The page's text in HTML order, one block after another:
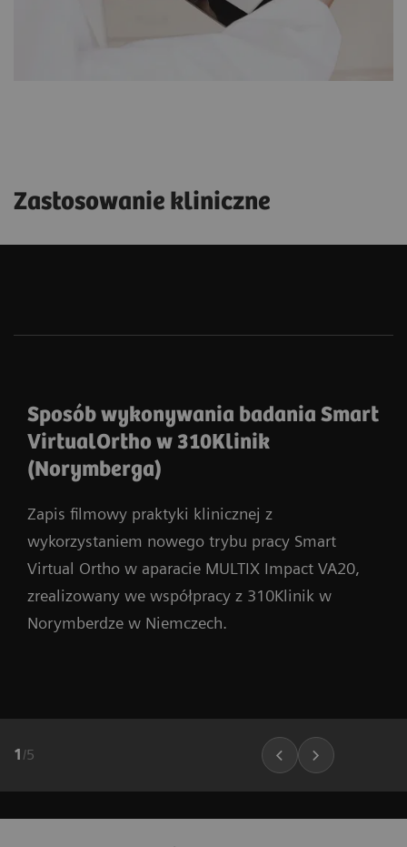
Zastosowanie kliniczne
Sposób wykonywania badania Smart
VirtualOrtho w 310Klinik
(Norymberga)
Zapis filmowy praktyki klinicznej z
wykorzystaniem nowego trybu pracy Smart
Virtual Ortho w aparacie MULTIX Impact VA20,
zrealizowany we współpracy z 310Klinik w
Norymberdze w Niemczech.
1 /5